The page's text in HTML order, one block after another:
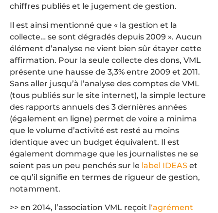
chiffres publiés et le jugement de gestion.
Il est ainsi mentionné que « la gestion et la
collecte… se sont dégradés depuis 2009 ». Aucun
élément d’analyse ne vient bien sûr étayer cette
affirmation. Pour la seule collecte des dons, VML
présente une hausse de 3,3% entre 2009 et 2011.
Sans aller jusqu’à l’analyse des comptes de VML
(tous publiés sur le site internet), la simple lecture
des rapports annuels des 3 dernières années
(également en ligne) permet de voire a minima
que le volume d’activité est resté au moins
identique avec un budget équivalent. Il est
également dommage que les journalistes ne se
soient pas un peu penchés sur le label IDEAS et
ce qu’il signifie en termes de rigueur de gestion,
notamment.
>> en 2014, l’association VML reçoit l‘agrément